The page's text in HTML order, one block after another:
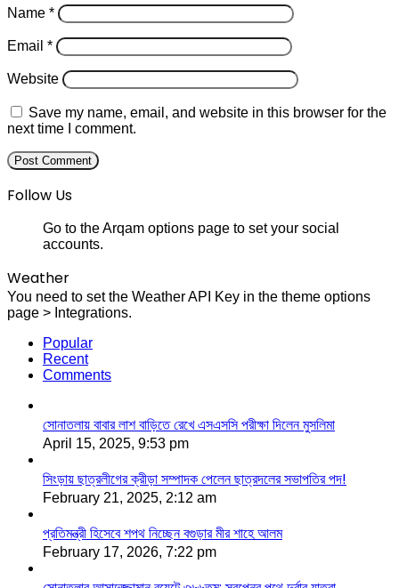
Name *
Email *
Website
Save my name, email, and website in this browser for the
next time I comment.
Follow Us
Go to the Arqam options page to set your social
accounts.
Weather
You need to set the Weather API Key in the theme options
page > Integrations.
Popular
Recent
Comments
সোনাতলায় বাবার লাশ বাড়িতে রেখে এসএসসি পরীক্ষা দিলেন মুসলিমা
April 15, 2025, 9:53 pm
সিংড়ায় ছাত্রলীগের ক্রীড়া সম্পাদক পেলেন ছাত্রদলের সভাপতির পদ!
February 21, 2025, 2:12 am
প্রতিমন্ত্রী হিসেবে শপথ নিচ্ছেন বগুড়ার মীর শাহে আলম
February 17, 2026, 7:22 pm